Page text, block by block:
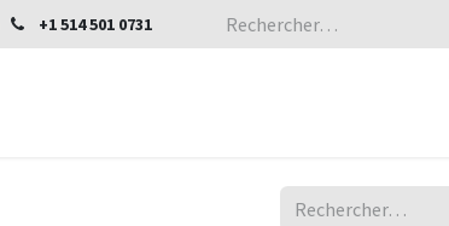
+1 514 501 0731